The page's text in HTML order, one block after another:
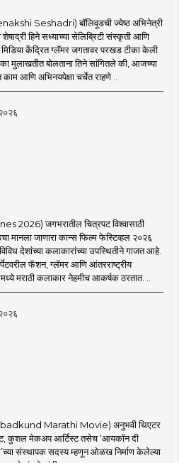
Seshadri) बॉलिवूडची ज्येष्ठ अभिनेत्री
शेषाद्री हिने सध्याच्या सेलिब्रिटी संस्कृती आणि
केंद्रित ग्लॅमर जगतावर परखड टीका केली
मुलाखतीत बोलताना तिने सांगितले की, आजच्या
आणि अभिनयपेक्षा चर्चेत राहणे ..
2026) जगभरातील चित्रपट विश्वासाठी
मानला जाणारा कान्स फिल्म फेस्टिव्हल २०२६
देशांच्या कलाकारांच्या उपस्थितीने गाजत आहे.
फॅशन, ग्लॅमर आणि आंतरराष्ट्रीय
मराठी कलाकार नेहमीच आकर्षक ठरतात. ..
Marathi Movie) अनुभवी थिएटर
कुशल मेकअप आर्टिस्ट तसेच ‘आयकॉन दी
संस्थापक सदस्य म्हणून ओळख निर्माण केलेल्या